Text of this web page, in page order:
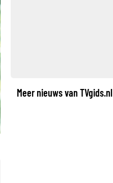
Meer nieuws van TVgids.nl